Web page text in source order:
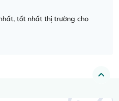
tốt nhất thị trường cho